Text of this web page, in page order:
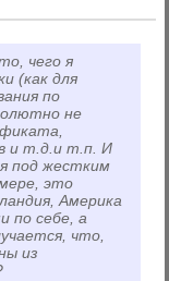
чего я
(как для
по
не
и т.д.и т.п. И
под жестким
это
Америка
по себе, а
что,
из